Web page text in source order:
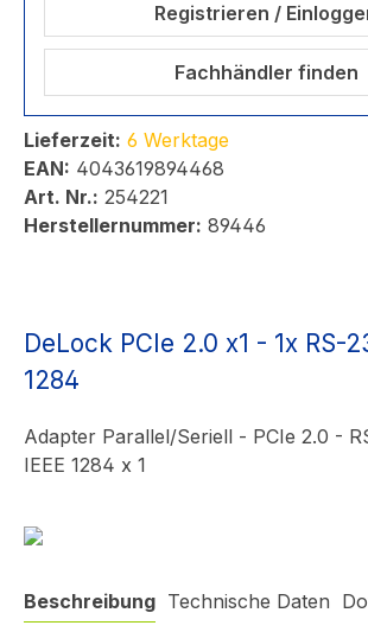
Registrieren /
Fachhändler finden
Lieferzeit: 6 Werktage
EAN: 4043619894468
Art. Nr.: 254221
Herstellernummer: 89446
DeLock PCIe 2.0 x1 - 1x RS-
1284
Adapter Parallel/Seriell - PCIe 2.0 -
IEEE 1284 x 1
Beschreibung Technische Daten